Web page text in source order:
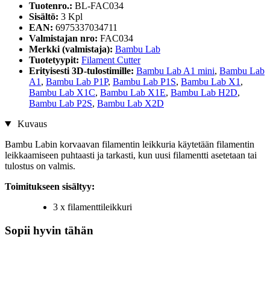
Tuotenro.: BL-FAC034
Sisältö: 3 Kpl
EAN: 6975337034711
Valmistajan nro: FAC034
Merkki (valmistaja): Bambu Lab
Tuotetyypit: Filament Cutter
Erityisesti 3D-tulostimille: Bambu Lab A1 mini, Bambu Lab
A1 , Bambu Lab P1P, Bambu Lab P1S, Bambu Lab X1 ,
Bambu Lab X1C, Bambu Lab X1E, Bambu Lab H2D,
Bambu Lab P2S, Bambu Lab X2D
Kuvaus
Bambu Labin korvaavan filamentin leikkuria käytetään filamentin
leikkaamiseen puhtaasti ja tarkasti, kun uusi filamentti asetetaan tai
tulostus on valmis.
Toimitukseen sisältyy:
3 x filamenttileikkuri
Sopii hyvin tähän